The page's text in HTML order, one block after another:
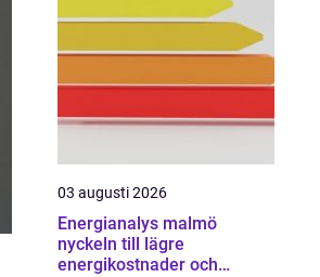
03 augusti 2026
Energianalys malmö
nyckeln till lägre
energikostnader och